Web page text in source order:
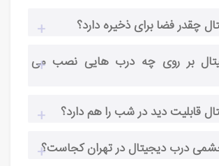
چقدر فضا برای ذخیره دارد؟
بر روی چه درب هایی نصب می
قابلیت دید در شب را هم دارد؟
درب دیجیتال در تهران کجاست؟